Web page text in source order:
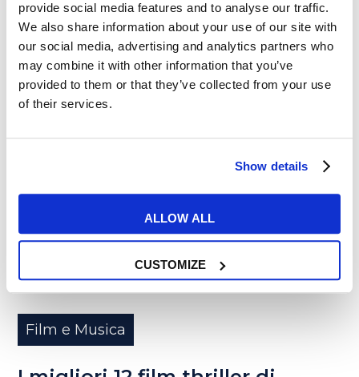
provide social media features and to analyse our traffic.
We also share information about your use of our site with
our social media, advertising and analytics partners who
may combine it with other information that you’ve
provided to them or that they’ve collected from your use
of their services.
Show details
ALLOW ALL
CUSTOMIZE
Tips e Curiosità
San Valentino 2018 a Londra:
cosa fare?
FEB
Film e Musica